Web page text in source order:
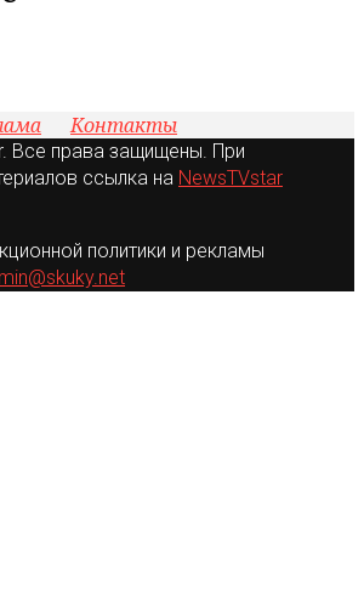
Контакты
Все права защищены. При
ссылка на NewsTVstar
политики и рекламы